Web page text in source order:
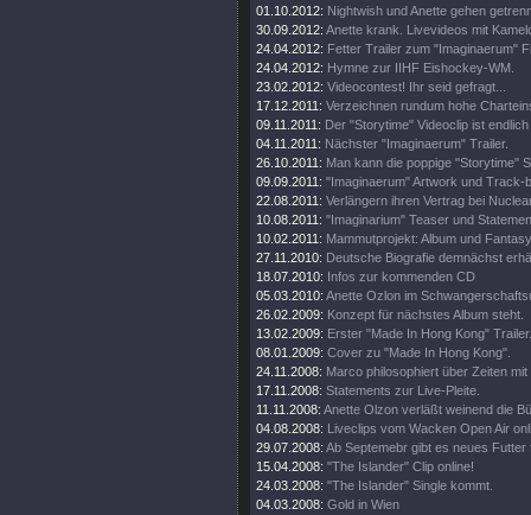
01.10.2012: Nightwish und Anette gehen
30.09.2012: Anette krank. Livevideos mit
24.04.2012: Fetter Trailer zum "Imaginaerum"
24.04.2012: Hymne zur IIHF Eishockey-WM.
23.02.2012: Videocontest! Ihr seid gefragt...
17.12.2011: Verzeichnen rundum hohe
09.11.2011: Der "Storytime" Videoclip ist endlich
04.11.2011: Nächster "Imaginaerum" Trailer.
26.10.2011: Man kann die poppige "Storytime"
09.09.2011: "Imaginaerum" Artwork und Track-
22.08.2011: Verlängern ihren Vertrag bei
10.08.2011: "Imaginarium" Teaser und
10.02.2011: Mammutprojekt: Album und
27.11.2010: Deutsche Biografie demnächst
18.07.2010: Infos zur kommenden CD
05.03.2010: Anette Ozlon im
26.02.2009: Konzept für nächstes Album steht.
13.02.2009: Erster "Made In Hong Kong" Trailer.
08.01.2009: Cover zu "Made In Hong Kong".
24.11.2008: Marco philosophiert über Zeiten mit
17.11.2008: Statements zur Live-Pleite.
11.11.2008: Anette Olzon verläßt weinend die
04.08.2008: Liveclips vom Wacken Open Air
29.07.2008: Ab Septemebr gibt es neues Futter
15.04.2008: "The Islander" Clip online!
24.03.2008: "The Islander" Single kommt.
04.03.2008: Gold in Wien